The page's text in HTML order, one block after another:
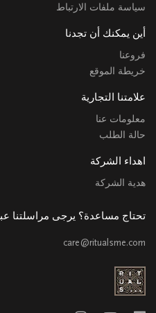
سياسة ملفات الارتباط
أين يمكنك أن تجدنا
فروعنا
خريطة الموقع
علامتنا التجارية
معلومات عنا
حالة الطلب
اهداء الشركة
هدية الشركة
تحتاج مساعدة؟ يرجى مراسلتنا
care@ritualsme.com